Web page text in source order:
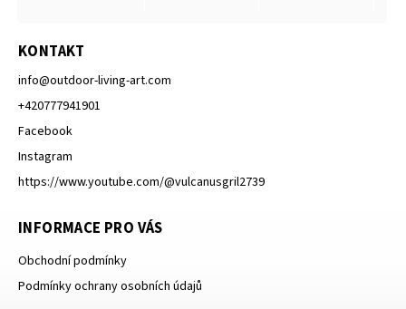
KONTAKT
info@outdoor-living-art.com
+420777941901
Facebook
Instagram
https://www.youtube.com/@vulcanusgril2739
INFORMACE PRO VÁS
Obchodní podmínky
Podmínky ochrany osobních údajů